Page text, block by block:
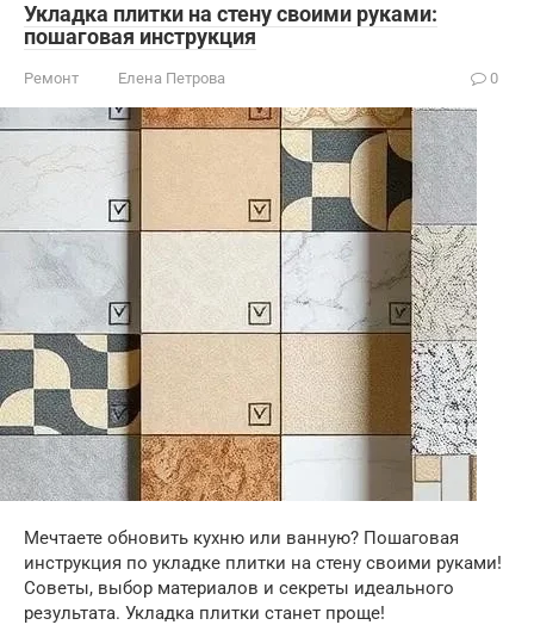
Укладка плитки на стену своими руками:
пошаговая инструкция
Ремонт Елена Петрова 0
Мечтаете обновить кухню или ванную? Пошаговая
инструкция по укладке плитки на стену своими руками!
Советы, выбор материалов и секреты идеального
результата. Укладка плитки станет проще!